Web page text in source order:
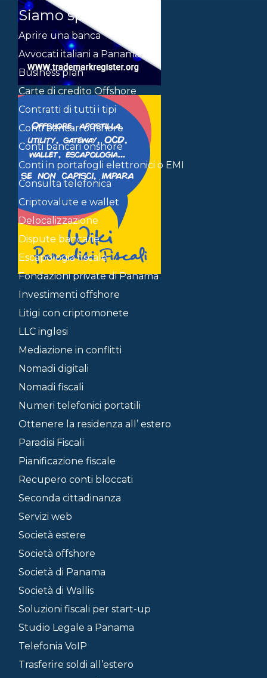
Siamo specialisti in
Aprire una banca
Avvocati italiani a Panama
Business plan
Carte di credito Offshore
Contratti di tutti i tipi
Conti bancari offshore
Conti bancari onshore
Conti in portafogli elettronici o EMI
Consulta telefonica
Criptovalute e wallet
Delocalizzazione
Dispute bancarie
Escapologia fiscale
Fondazioni private di Panama
Investimenti offshore
Litigi con criptomonete
LLC inglesi
Mediazione in conflitti
Nomadi digitali
Nomadi fiscali
Numeri telefonici portatili
Ottenere la residenza all’ estero
Paradisi Fiscali
Pianificazione fiscale
Recupero conti bloccati
Seconda cittadinanza
Servizi web
Società estere
Società offshore
Società di Panama
Società di Wallis
Soluzioni fiscali per start-up
Studio Legale a Panama
Telefonia VoIP
Trasferire soldi all’estero